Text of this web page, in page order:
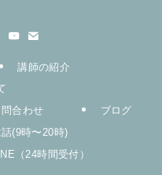
講師の紹介
合わせ
(9時〜20時)
（24時間受付）
ブログ